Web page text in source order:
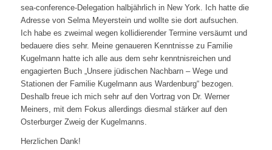
sea-conference-Delegation halbjährlich in New York. Ich hatte die
Adresse von Selma Meyerstein und wollte sie dort aufsuchen.
Ich habe es zweimal wegen kollidierender Termine versäumt und
bedauere dies sehr. Meine genaueren Kenntnisse zu Familie
Kugelmann hatte ich alle aus dem sehr kenntnisreichen und
engagierten Buch „Unsere jüdischen Nachbarn – Wege und
Stationen der Familie Kugelmann aus Wardenburg“ bezogen.
Deshalb freue ich mich sehr auf den Vortrag von Dr. Werner
Meiners, mit dem Fokus allerdings diesmal stärker auf den
Osterburger Zweig der Kugelmanns.
Herzlichen Dank!